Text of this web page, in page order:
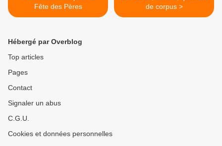
Fête des Pères
de corpus >
Hébergé par Overblog
Top articles
Pages
Contact
Signaler un abus
C.G.U.
Cookies et données personnelles